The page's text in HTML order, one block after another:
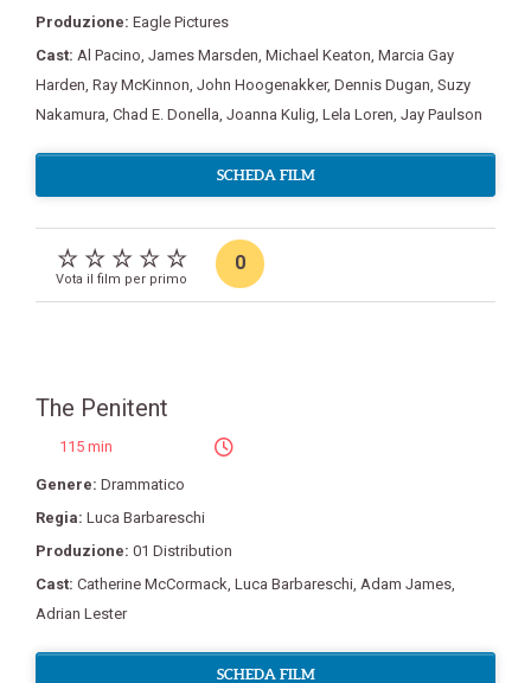
Produzione: Eagle Pictures
Cast: Al Pacino, James Marsden, Michael Keaton, Marcia Gay
Harden, Ray McKinnon, John Hoogenakker, Dennis Dugan, Suzy
Nakamura, Chad E. Donella, Joanna Kulig, Lela Loren, Jay Paulson
SCHEDA FILM
Vota il film per primo
0
The Penitent
115 min
Genere: Drammatico
Regia: Luca Barbareschi
Produzione: 01 Distribution
Cast: Catherine McCormack Luca Barbareschi Adam James
Adrian Lester
SCHEDA FILM